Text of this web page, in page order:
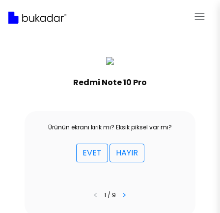
Redmi Note 10 Pro
Ürünün ekranı kırık mı? Eksik piksel var mı?
EVET HAYIR
< 1 / 9 >